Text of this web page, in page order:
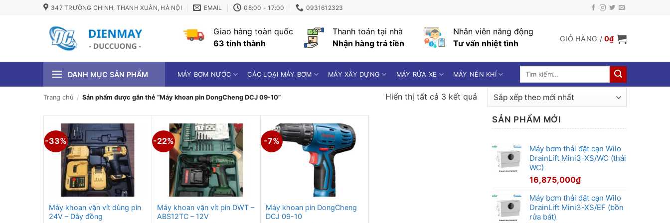
347 TRƯỜNG CHINH, THANH XUÂN, HÀ NỘI EMAIL 08:00 - 17:00 0931612323
Giao hàng toàn quốc
63 tỉnh thành
Thanh toán tại nhà
Nhận hàng trả tiền
Nhân viên năng động
Tư vấn nhiệt tình
GIỎ HÀNG /0₫
DANH MỤC SẢN PHẨM MÁY BƠM NƯỚC CÁC LOẠI MÁY BƠM MÁY XÂY DỰNG MÁY RỬA XE MÁY NÉN KHÍ
Tìm
Trang chủ / Sản phẩm được gắn thẻ “Máy khoan pin DongCheng DCJ 09-10” Hiển thị tất cả 3 kết quảĐã
sắp
-33%
Máy khoan vặn vít dùng pin
24V – Dây đồng
-22%
Máy khoan vặn vít pin DWT –
ABS12TC – 12V
-7%
Máy khoan pin DongCheng
DCJ 09-10
SẢN PHẨM MỚI
Máy bơm thải đặt cạn Wilo
DrainLift Mini3-XS/WC (thải
WC)
16,875,000₫
Máy bơm thải đặt cạn Wilo
DrainLift Mini3-XS/EF (bồn
rửa bát)